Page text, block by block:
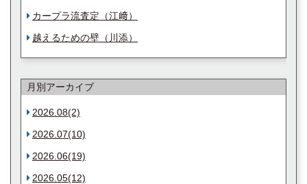
カープラ流査定（江﨑）
越えるための壁（川添）
月別アーカイブ
2026.08(2)
2026.07(10)
2026.06(19)
2026.05(12)